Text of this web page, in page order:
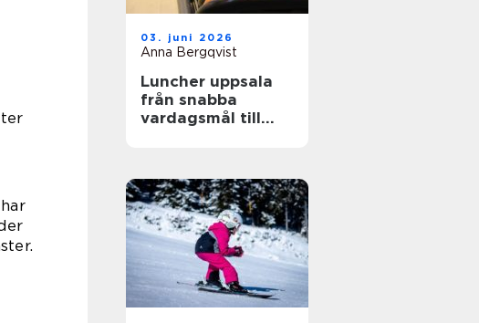
03. juni 2026
Anna Bergqvist
Luncher uppsala
från snabba
vardagsmål till